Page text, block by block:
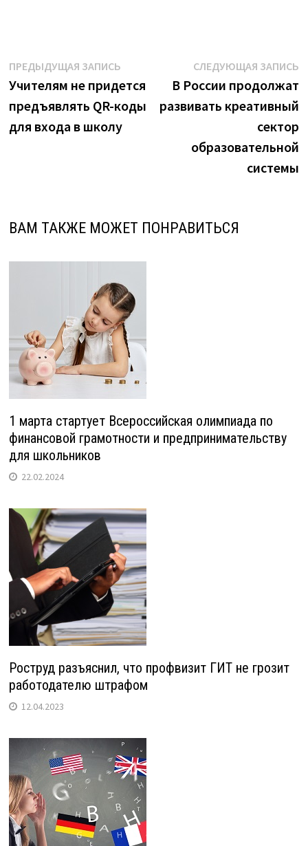
Навигация
по
записям
ПРЕДЫДУЩАЯ ЗАПИСЬПредыдущая
запись:
Учителям не придется
предъявлять QR-коды
для входа в школу
СЛЕДУЮЩАЯ ЗАПИСЬ
В России продолжат
развивать креативный
сектор
образовательной
системы
ВАМ ТАКЖЕ МОЖЕТ ПОНРАВИТЬСЯ
1 марта стартует Всероссийская олимпиада по
финансовой грамотности и предпринимательству
для школьников
22.02.2024
Роструд разъяснил, что профвизит ГИТ не грозит
работодателю штрафом
12.04.2023